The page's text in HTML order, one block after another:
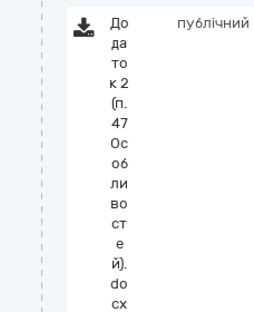
До
да
то
к 2
(п.
47
Ос
об
ли
во
ст
е
й).
do
cx
публічний